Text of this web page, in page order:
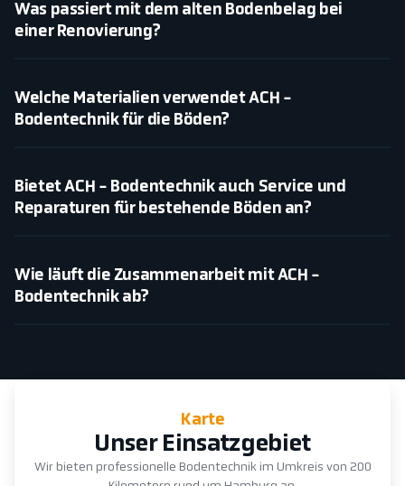
Was passiert mit dem alten Bodenbelag bei
einer Renovierung?
Welche Materialien verwendet ACH -
Bodentechnik für die Böden?
Bietet ACH - Bodentechnik auch Service und
Reparaturen für bestehende Böden an?
Wie läuft die Zusammenarbeit mit ACH -
Bodentechnik ab?
Karte
Unser Einsatzgebiet
Wir bieten professionelle Bodentechnik im Umkreis von 200